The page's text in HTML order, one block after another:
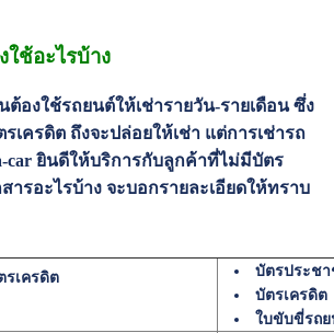
ใช้อะไรบ้าง
องใช้รถยนต์ให้เช่ารายวัน-รายเดือน ซึ่ง
เครดิต ถึงจะปล่อยให้เช่า แต่การเช่ารถ
car ยินดีให้บริการกับลูกค้าที่ไม่มีบัตร
ารอะไรบ้าง จะบอกรายละเอียดให้ทราบ
รเครดิต
บัตรประช
บัตรเครดิต
ใบขับขี่รถ